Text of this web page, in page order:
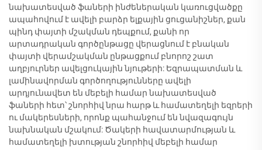
նախատեսված ֆաների ինժեներական կառուցվածքը
ապահովում է ավելի բարձր ելքային ցուցանիշներ, քան
պինդ փայտի մշակման դեպքում, քանի որ
արտադրական գործընթացը վերացնում է բնական
փայտի վերամշակման ընթացքում բնորոշ շատ
աղբյուրներ ավելցուկային նյութերի: Եզրապատման և
լամինավորման գործողությունները ավելի
արդյունավետ են մեբելի համար նախատեսված
ֆաների հետ՝ շնորհիվ նրա հարթ և համատեղելի եզրերի
ու մակերեսների, որոնք պահանջում են նվազագույն
նախնական մշակում: Ծակերի հավատարմության և
համատեղելի խտության շնորհիվ մեբելի համար